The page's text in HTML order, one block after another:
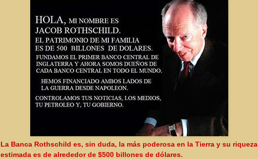
La Banca Rothschild es, sin duda, la más poderosa en la Tierra y su riqueza
estimada es de alrededor de $500 billones de dólares.